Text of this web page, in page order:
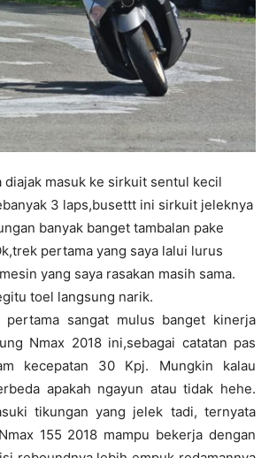
diajak masuk ke sirkuit sentul kecil
3 laps,busettt ini sirkuit jeleknya
banyak banget tambalan pake
pertama yang saya lalui lurus
yang saya rasakan masih sama.
toel langsung narik.
pertama sangat mulus banget kinerja
Nmax 2018 ini,sebagai catatan pas
kecepatan 30 Kpj. Mungkin kalau
apakah ngayun atau tidak hehe.
tikungan yang jelek tadi, ternyata
155 2018 mampu bekerja dengan